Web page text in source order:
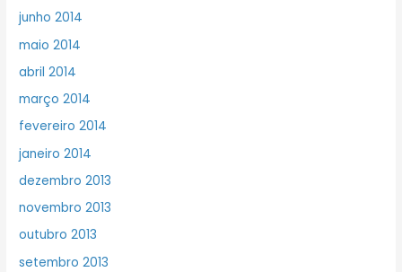
junho 2014
maio 2014
abril 2014
março 2014
fevereiro 2014
janeiro 2014
dezembro 2013
novembro 2013
outubro 2013
setembro 2013